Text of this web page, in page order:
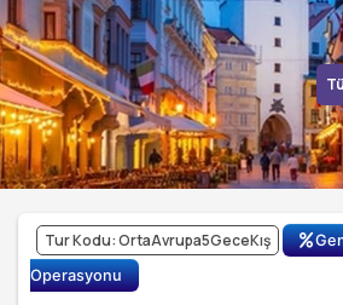
Tur Kodu: OrtaAvrupa5GeceKış
Operasyonu